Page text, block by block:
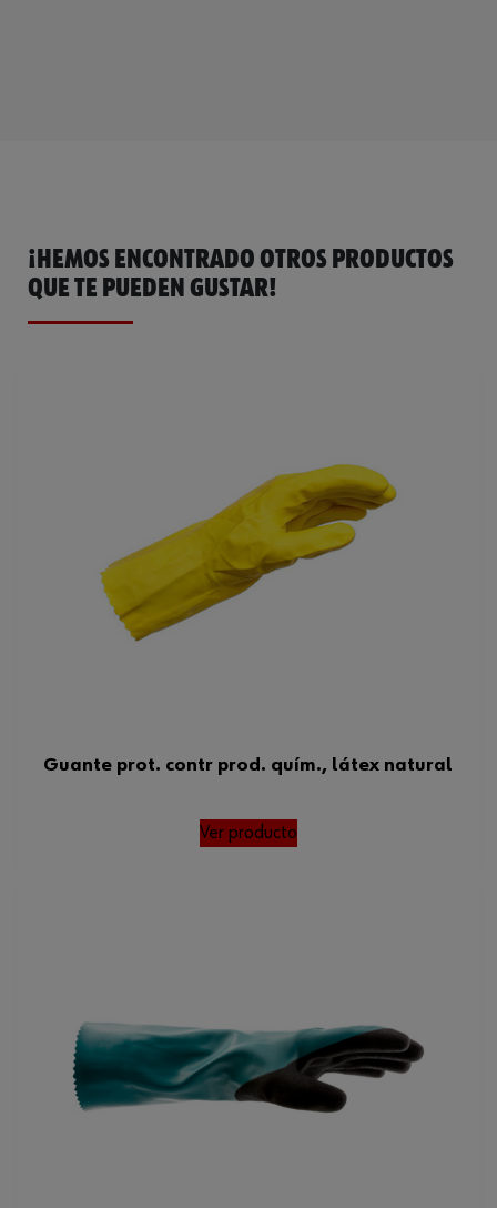
¡HEMOS ENCONTRADO OTROS PRODUCTOS
QUE TE PUEDEN GUSTAR!
Guante prot. contr prod. quím., látex natural
Ver producto